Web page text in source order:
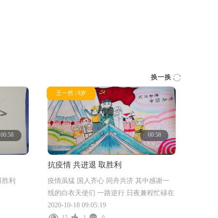
换一换
00:58
利
王一然 | 9岁
00:58
抗疫情 共进退 取胜利
疫情虽猛 国人齐心 同舟共济 其中感谢一
线的白衣天使们 一路逆行 日夜兼程忙碌在
一线 有了你们我们更有信心 战胜疫情
2020-10-18 09:05:19